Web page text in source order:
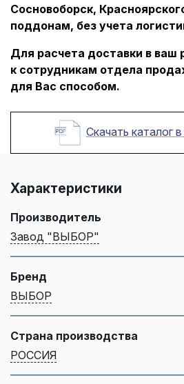
Сосновоборск,
поддонам, без учета
Для расчета доставки в ваш
к сотрудникам отдела
для Вас способом.
Скачать каталог
Характеристики
Производитель
Завод "ВЫБОР"
Бренд
ВЫБОР
Страна производства
РОССИЯ